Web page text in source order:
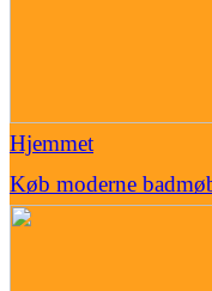
Hjemmet
Køb moderne